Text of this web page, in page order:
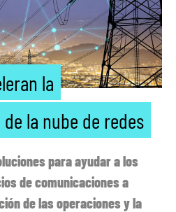
la
la nube de redes
para ayudar a los
de comunicaciones a
de las operaciones y la